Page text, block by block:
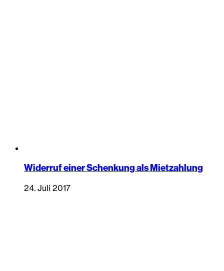
Widerruf einer Schenkung als Mietzahlung
24. Juli 2017